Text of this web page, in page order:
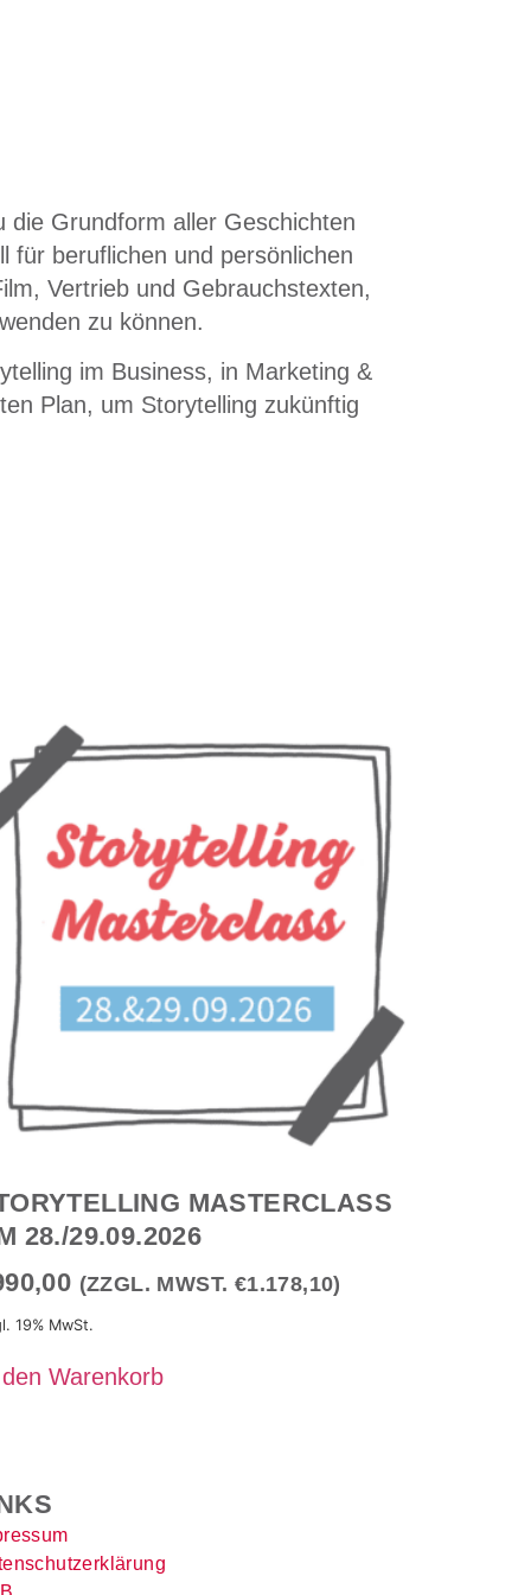
Grundform aller Geschichten
für beruflichen und persönlichen
Vertrieb und Gebrauchstexten,
zu können.
im Business, in Marketing &
Plan, um Storytelling zukünftig
MASTERCLASS
28./29.09.2026
(ZZGL. MWST. €1.178,10)
19% MwSt.
Warenkorb